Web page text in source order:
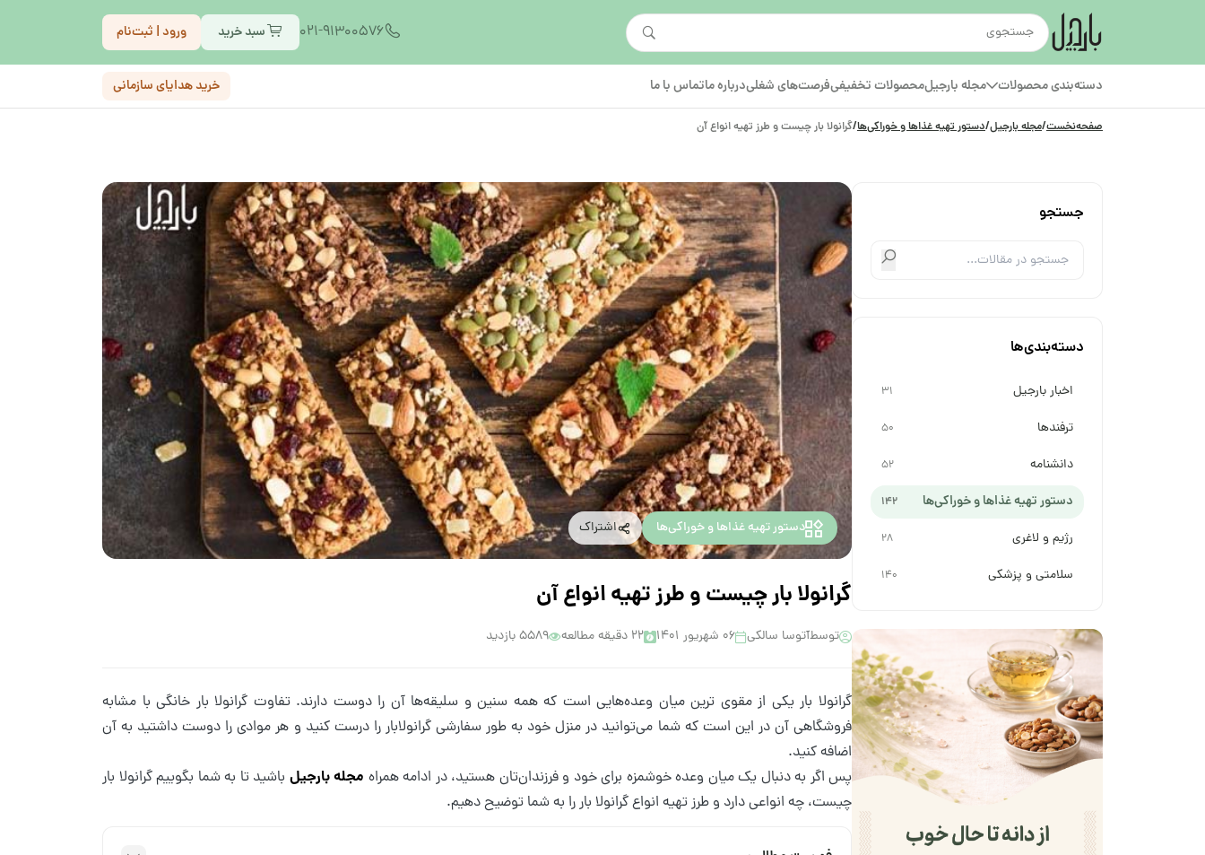
021-91300576 سبد خرید ورود | ثبت‌نام
دسته‌بندی محصولات مجله بارجیلمحصولات تخفیفیفرصت‌های شغلیدرباره ماتماس با ما خرید هدایای سازمانی
صفحه‌نخست/مجله بارجیل/دستور تهیه غذاها و خوراکی‌ها/گرانولا بار چیست و طرز تهیه انواع آن
دستور تهیه غذاها و خوراکی‌ها اشتراک
گرانولا بار چیست و طرز تهیه انواع آن
توسطآتوسا سالکی ۰۶ شهریور ۱۴۰۱ 22 دقیقه مطالعه 5589 بازدید
گرانولا بار یکی از مقوی ترین میان وعده‌هایی است که همه سنین و سلیقه‌ها آن را دوست دارند. تفاوت گرانولا بار خانگی با مشابه
فروشگاهی آن در این است که شما می‌توانید در منزل خود به طور سفارشی گرانولابار را درست کنید و هر موادی را دوست داشتید به آن
اضافه کنید.
پس اگر به دنبال یک میان وعده خوشمزه برای خود و فرزندان‌تان هستید، در ادامه همراه مجله بارجیل باشید تا به شما بگوییم گرانولا بار
چیست، چه انواعی دارد و طرز تهیه انواع گرانولا بار را به شما توضیح دهیم.
جستجو
دسته‌بندی‌ها
اخبار بارجیل 31
ترفندها 50
دانشنامه 52
دستور تهیه غذاها و خوراکی‌ها 142
رژیم و لاغری 28
سلامتی و پزشکی 140